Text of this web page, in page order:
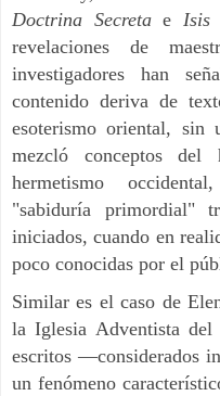
Doctrina Secretae Isis
revelaciones de
investigadores han
contenido deriva de
esoterismo oriental, sin
mezcló conceptos
hermetismo
"sabiduría primordial"
iniciados, cuando en
poco conocidas por el
Similar es el caso de
la Iglesia Adventista
escritos —considerados
un fenómeno